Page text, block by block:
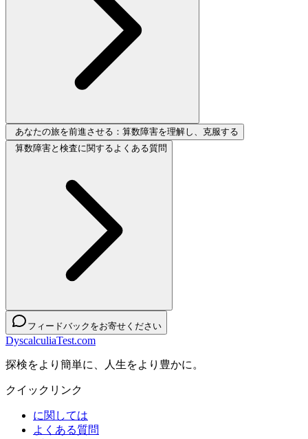
あなたの旅を前進させる：算数障害を理解し、克服する
算数障害と検査に関するよくある質問
フィードバックをお寄せください
DyscalculiaTest.com
探検をより簡単に、人生をより豊かに。
クイックリンク
に関しては
よくある質問